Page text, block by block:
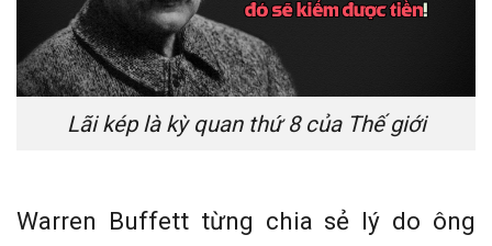
Lãi kép là kỳ quan thứ 8 của Thế giới
Warren Buffett từng chia sẻ lý do ông